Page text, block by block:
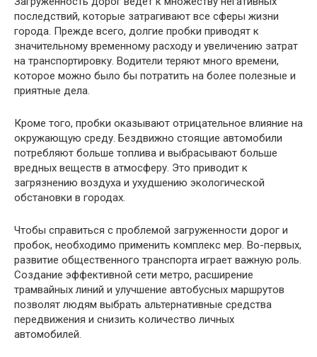
последствий, которые затрагивают все сферы жизни
города. Прежде всего, долгие пробки приводят к
значительному временному расходу и увеличению затрат
на транспортировку. Водители теряют много времени,
которое можно было бы потратить на более полезные и
приятные дела.
Кроме того, пробки оказывают отрицательное влияние на
окружающую среду. Бездвижно стоящие автомобили
потребляют больше топлива и выбрасывают больше
вредных веществ в атмосферу. Это приводит к
загрязнению воздуха и ухудшению экологической
обстановки в городах.
Чтобы справиться с проблемой загруженности дорог и
пробок, необходимо применить комплекс мер. Во-первых,
развитие общественного транспорта играет важную роль.
Создание эффективной сети метро, расширение
трамвайных линий и улучшение автобусных маршрутов
позволят людям выбрать альтернативные средства
передвижения и снизить количество личных
автомобилей.